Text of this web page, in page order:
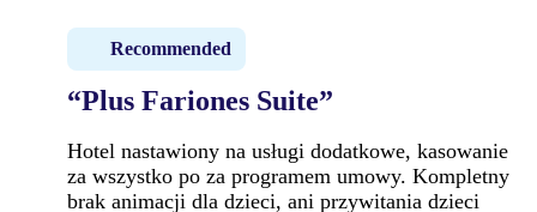
Recommended
“Plus Fariones Suite”
Hotel nastawiony na usługi dodatkowe, kasowanie
za wszystko po za programem umowy. Kompletny
brak animacji dla dzieci, ani przywitania dzieci